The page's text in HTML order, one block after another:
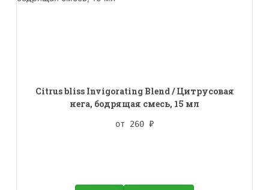
Citrus bliss Invigorating Blend / Цитрусовая
нега, бодрящая смесь, 15 мл
от 260 ₽